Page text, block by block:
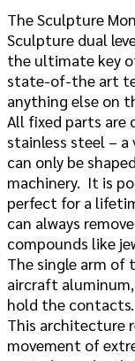
The Sculpture
Sculpture dual
the ultimate key
state-of-the art
anything else on
All fixed parts are
stainless steel –
can only be
machinery. It is
perfect for a
can always
compounds like
The single arm of
aircraft
hold the contacts.
This architecture
movement of